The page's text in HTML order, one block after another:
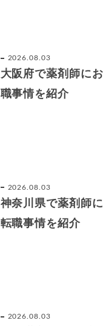
2026.08.03
大阪府で薬剤師に
職事情を紹介
2026.08.03
神奈川県で薬剤師
転職事情を紹介
2026.08.03